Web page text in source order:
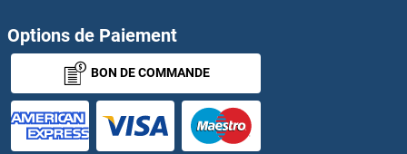
SCGB3A2 Anticorps
SCGN Anticorps
SCIMP Anticorps
Options de Paiement
BON DE COMMANDE